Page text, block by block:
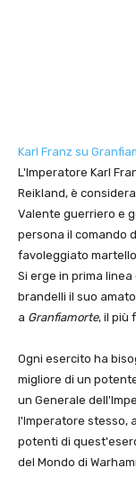
Karl Franz su
L'Imperatore Karl
Reikland, è
Valente guerriero e
persona il comando
favoleggiato martello
Si erge in prima
brandelli il suo
a Granfiamorte, il più
Ogni esercito ha
migliore di un
un Generale
l'Imperatore stesso,
potenti di
del Mondo di